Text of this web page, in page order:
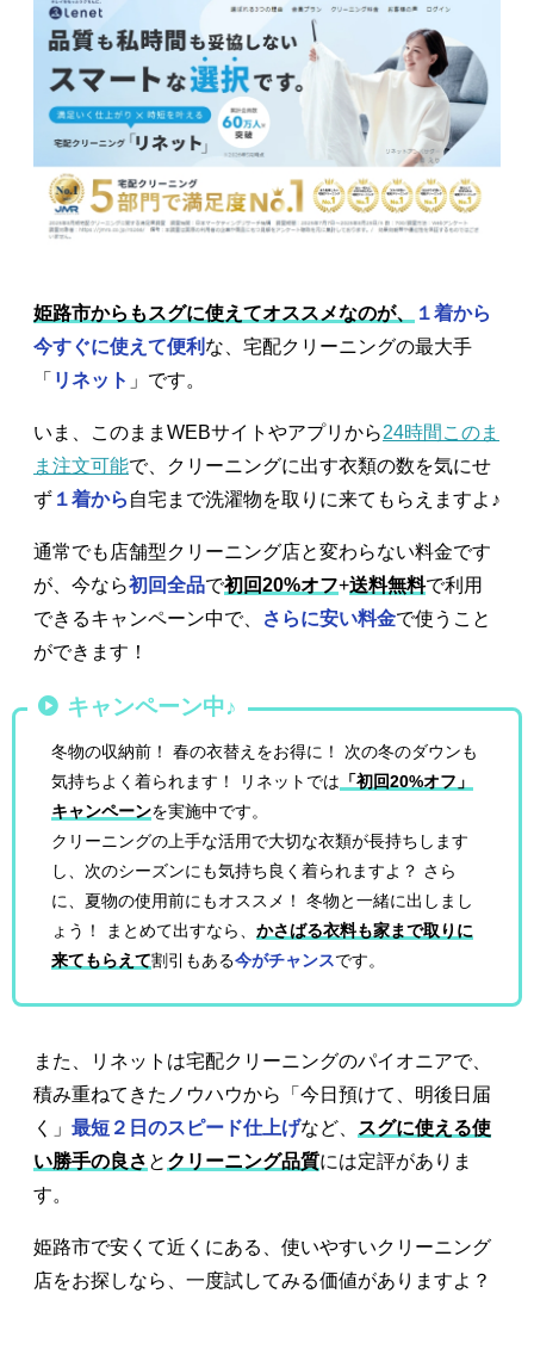
姫路市からもスグに使えてオススメなのが、
１着から
今すぐに使えて便利 な、宅配クリーニングの最大手
「 リネット 」です。
いま、このままWEBサイトやアプリから24時間このま
ま注文可能で、クリーニングに出す衣類の数を気にせ
ず １着から 自宅まで洗濯物を取りに来てもらえますよ♪
通常でも店舗型クリーニング店と変わらない料金です
が、今なら初回全品で初回20%オフ+送料無料で利用
できるキャンペーン中で、
さらに安い料金で使うこと
ができます！
キャンペーン中♪
冬物の収納前！ 春の衣替えをお得に！ 次の冬のダウンも
気持ちよく着られます！ リネットでは 「初回20%オフ」
キャンペーンを実施中です。
クリーニングの上手な活用で大切な衣類が長持ちします
し、次のシーズンにも気持ち良く着られますよ？ さら
に、夏物の使用前にもオススメ！ 冬物と一緒に出しまし
ょう！ まとめて出すなら、かさばる衣料も家まで取りに
来てもらえて割引もある今がチャンスです。
また、リネットは宅配クリーニングのパイオニアで、
積み重ねてきたノウハウから「今日預けて、明後日届
く」 最短２日のスピード仕上げなど、
スグに使える使
い勝手の良さ と クリーニング品質には定評がありま
す。
姫路市で安くて近くにある、使いやすいクリーニング
店をお探しなら、一度試してみる価値がありますよ？